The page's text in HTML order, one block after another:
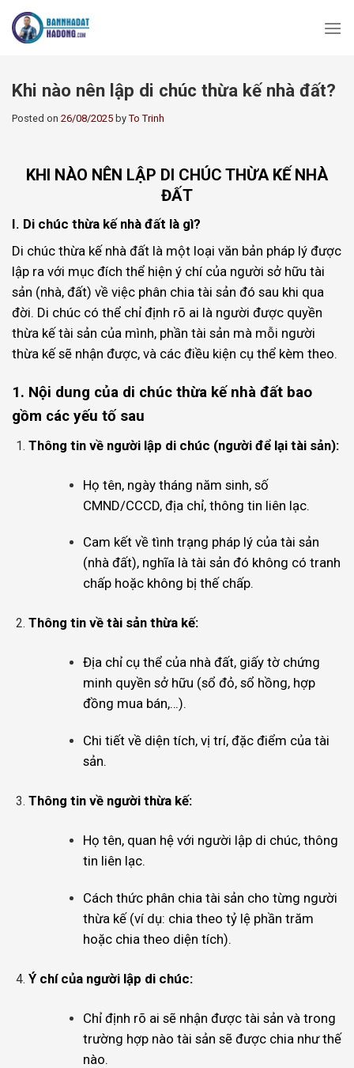
Skip
content
Khi nào nên lập di chúc thừa kế nhà đất?
Posted on 26/08/2025 by To Trinh
KHI NÀO NÊN LẬP DI CHÚC THỪA KẾ NHÀ
ĐẤT
I. Di chúc thừa kế nhà đất là gì?
Di chúc thừa kế nhà đất là một loại văn bản pháp lý được
lập ra với mục đích thể hiện ý chí của người sở hữu tài
sản (nhà, đất) về việc phân chia tài sản đó sau khi qua
đời. Di chúc có thể chỉ định rõ ai là người được quyền
thừa kế tài sản của mình, phần tài sản mà mỗi người
thừa kế sẽ nhận được, và các điều kiện cụ thể kèm theo.
1. Nội dung của di chúc thừa kế nhà đất bao
gồm các yếu tố sau
Thông tin về người lập di chúc (người để lại tài sản):
Họ tên, ngày tháng năm sinh, số
CMND/CCCD, địa chỉ, thông tin liên lạc.
Cam kết về tình trạng pháp lý của tài sản
(nhà đất), nghĩa là tài sản đó không có tranh
chấp hoặc không bị thế chấp.
Thông tin về tài sản thừa kế:
Địa chỉ cụ thể của nhà đất, giấy tờ chứng
minh quyền sở hữu (sổ đỏ, sổ hồng, hợp
đồng mua bán,…).
Chi tiết về diện tích, vị trí, đặc điểm của tài
sản.
Thông tin về người thừa kế:
Họ tên, quan hệ với người lập di chúc, thông
tin liên lạc.
Cách thức phân chia tài sản cho từng người
thừa kế (ví dụ: chia theo tỷ lệ phần trăm
hoặc chia theo diện tích).
Ý chí của người lập di chúc:
Chỉ định rõ ai sẽ nhận được tài sản và trong
trường hợp nào tài sản sẽ được chia như thế
nào.